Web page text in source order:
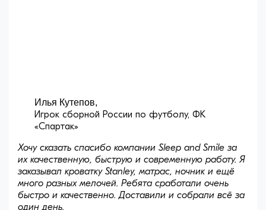
Илья Кутепов,
Игрок сборной России по футболу, ФК
«Спартак»
Хочу сказать спасибо компании Sleep and Smile за
их качественную, быструю и современную работу. Я
заказывал кроватку Stanley, матрас, ночник и ещё
много разных мелочей. Ребята сработали очень
быстро и качественно. Доставили и собрали всё за
один день.